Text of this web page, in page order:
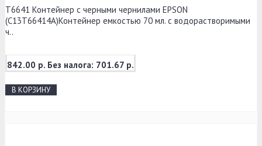
T6641 Контейнер с черными чернилами EPSON
(C13T66414A)Контейнер емкостью 70 мл. с водорастворимыми
ч..
842.00 р. Без налога: 701.67 р.
В КОРЗИНУ